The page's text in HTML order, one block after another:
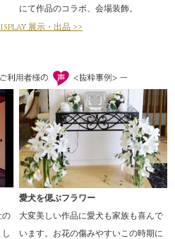
にて作品のコラボ、会場装飾。
展示・出品 >>
の
愛犬を偲ぶフラワー
大変美しい作品に愛犬も家族も喜んで
います。お花の傷みやすいこの時期に